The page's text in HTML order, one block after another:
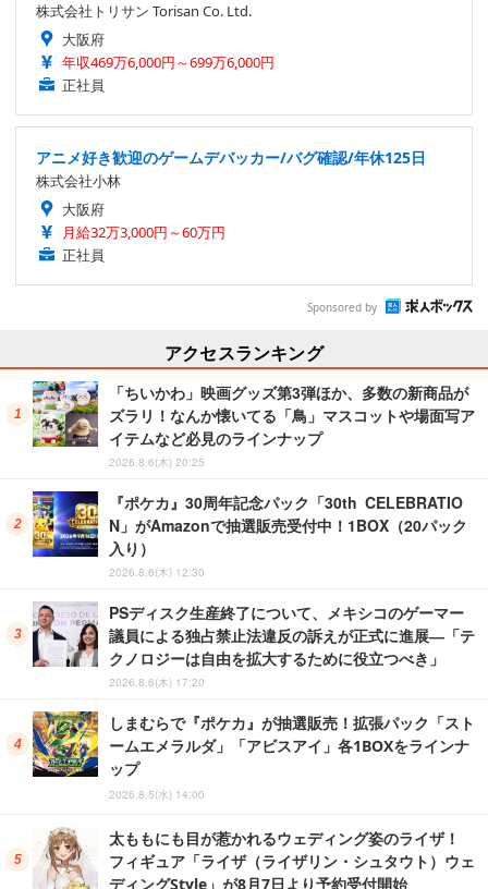
株式会社トリサン Torisan Co. Ltd.
大阪府
年収469万6,000円～699万6,000円
正社員
アニメ好き歓迎のゲームデバッカー/バグ確認/年休125日
株式会社小林
大阪府
月給32万3,000円～60万円
正社員
Sponsored by
アクセスランキング
「ちいかわ」映画グッズ第3弾ほか、多数の新商品が
ズラリ！なんか懐いてる「鳥」マスコットや場面写ア
イテムなど必見のラインナップ
2026.8.6(木) 20:25
『ポケカ』30周年記念パック「30th CELEBRATIO
N」がAmazonで抽選販売受付中！1BOX（20パック
入り）
2026.8.6(木) 12:30
PSディスク生産終了について、メキシコのゲーマー
議員による独占禁止法違反の訴えが正式に進展―「テ
クノロジーは自由を拡大するために役立つべき」
2026.8.6(木) 17:20
しまむらで『ポケカ』が抽選販売！拡張パック「スト
ームエメラルダ」「アビスアイ」各1BOXをラインナ
ップ
2026.8.5(水) 14:00
太ももにも目が惹かれるウェディング姿のライザ！
フィギュア「ライザ（ライザリン・シュタウト）ウェ
ディングStyle」が8月7日より予約受付開始